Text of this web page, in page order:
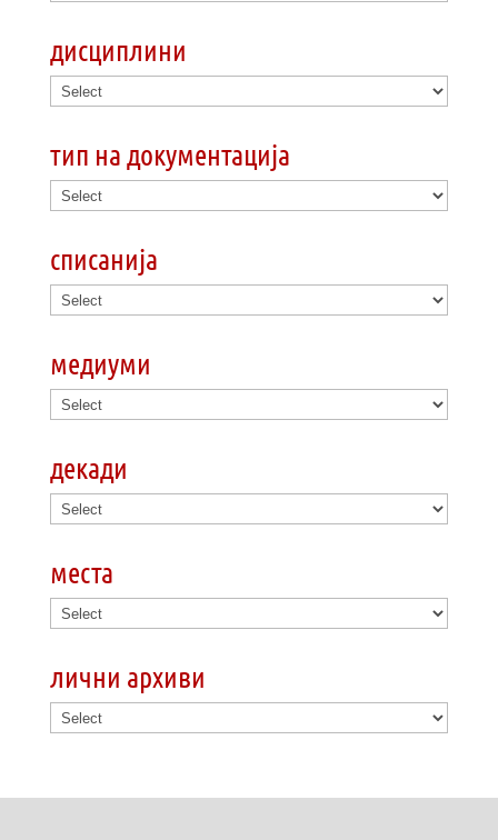
дисциплини
тип на документација
списанија
медиуми
декади
места
лични архиви